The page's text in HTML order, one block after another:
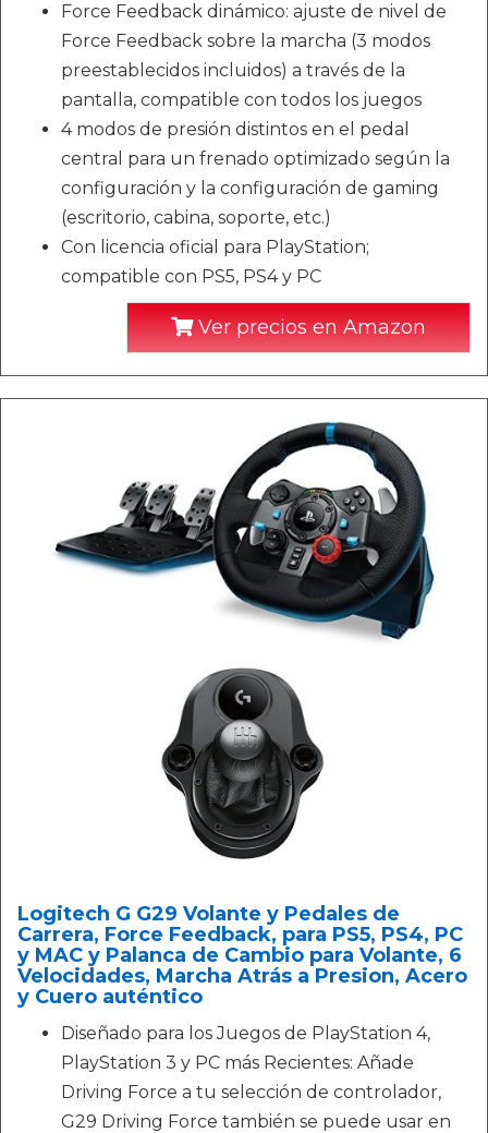
Force Feedback dinámico: ajuste de nivel de
Force Feedback sobre la marcha (3 modos
preestablecidos incluidos) a través de la
pantalla, compatible con todos los juegos
4 modos de presión distintos en el pedal
central para un frenado optimizado según la
configuración y la configuración de gaming
(escritorio, cabina, soporte, etc.)
Con licencia oficial para PlayStation;
compatible con PS5, PS4 y PC
Ver precios en Amazon
Logitech G G29 Volante y Pedales de
Carrera, Force Feedback, para PS5, PS4, PC
y MAC y Palanca de Cambio para Volante, 6
Velocidades, Marcha Atrás a Presion, Acero
y Cuero auténtico
Diseñado para los Juegos de PlayStation 4,
PlayStation 3 y PC más Recientes: Añade
Driving Force a tu selección de controlador,
G29 Driving Force también se puede usar en